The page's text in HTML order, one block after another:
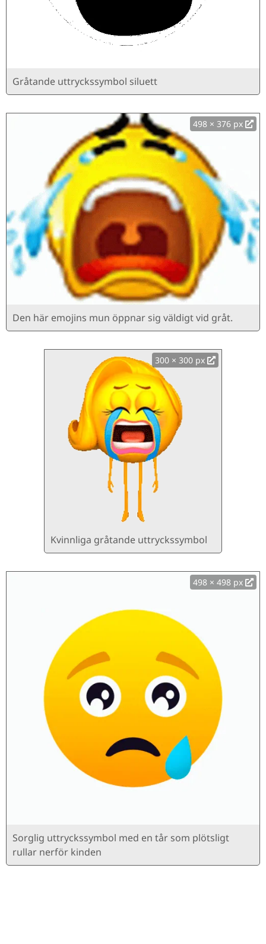
Gråtande uttryckssymbol siluett
498 × 376 px
Den här emojins mun öppnar sig väldigt vid gråt.
300 × 300 px
Kvinnliga gråtande uttryckssymbol
498 × 498 px
Sorglig uttryckssymbol med en tår som plötsligt
rullar nerför kinden